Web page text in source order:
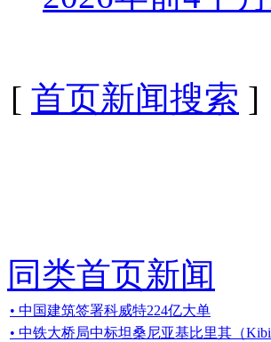
[ 首页新闻搜索 ]
同类首页新闻
• 中国建筑签署科威特224亿大单
• 中铁大桥局中标坦桑尼亚基比里其（